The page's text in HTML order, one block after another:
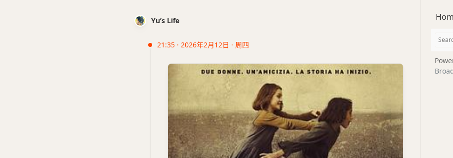
Yu’s Life
21:35 · 2026年2月12日 · 周四